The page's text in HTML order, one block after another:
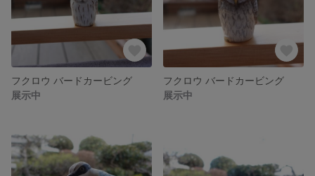
フクロウ バードカービング
展示中
フクロウ バードカービング
展示中